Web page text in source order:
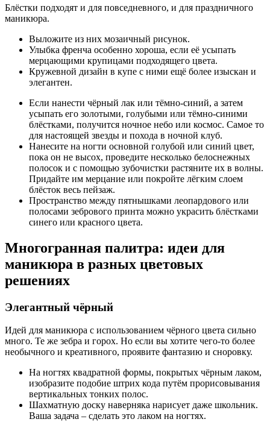
Блёстки подходят и для повседневного, и для праздничного
маникюра.
Выложите из них мозаичный рисунок.
Улыбка френча особенно хороша, если её усыпать
мерцающими крупицами подходящего цвета.
Кружевной дизайн в купе с ними ещё более изыскан и
элегантен.
Если нанести чёрный лак или тёмно-синий, а затем
усыпать его золотыми, голубыми или тёмно-синими
блёстками, получится ночное небо или космос. Самое то
для настоящей звезды и похода в ночной клуб.
Нанесите на ногти основной голубой или синий цвет,
пока он не высох, проведите несколько белоснежных
полосок и с помощью зубочистки растяните их в волны.
Придайте им мерцание или покройте лёгким слоем
блёсток весь пейзаж.
Пространство между пятнышками леопардового или
полосами зебрового принта можно украсить блёстками
синего или красного цвета.
Многогранная палитра: идеи для
маникюра в разных цветовых
решениях
Элегантный чёрный
Идей для маникюра с использованием чёрного цвета сильно
много. Те же зебра и горох. Но если вы хотите чего-то более
необычного и креативного, проявите фантазию и сноровку.
На ногтях квадратной формы, покрытых чёрным лаком,
изобразите подобие штрих кода путём прорисовывания
вертикальных тонких полос.
Шахматную доску наверняка нарисует даже школьник.
Ваша задача – сделать это лаком на ногтях.